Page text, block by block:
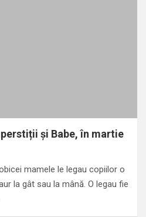
și Babe, în martie
mamele le legau copiilor o
la gât sau la mână. O legau fie